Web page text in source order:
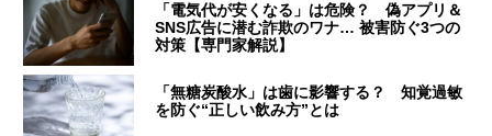
「電気代が安くなる」は危険？ 偽アプリ＆
SNS広告に潜む詐欺のワナ… 被害防ぐ3つの
対策【専門家解説】
「無糖炭酸水」は歯に影響する？ 知覚過敏
を防ぐ“正しい飲み方”とは